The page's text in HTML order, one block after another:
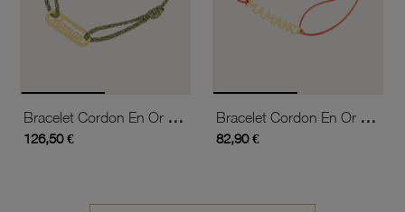
Bracelet Cordon En Or Jaune, Maman
126,50 €
Bracelet Cordon En Or Jaune, Maman
82,90 €